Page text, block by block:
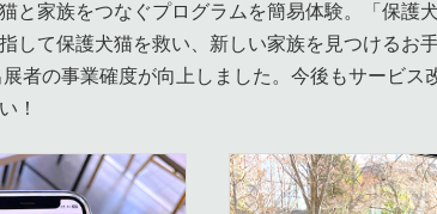
と家族をつなぐプログラムを簡易体験。「保護
して保護犬猫を救い、新しい家族を見つけるお
者の事業確度が向上しました。今後もサービス
！